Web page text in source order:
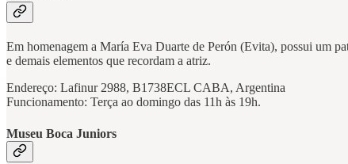
Em homenagem a María Eva Duarte de Perón (Evita), possui um
e demais elementos que recordam a atriz.
Endereço: Lafinur 2988, B1738ECL CABA, Argentina
Funcionamento: Terça ao domingo das 11h às 19h.
Museu Boca Juniors